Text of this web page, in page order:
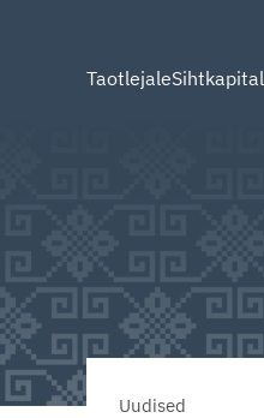
Taotlejale
Uudised